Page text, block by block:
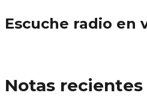
Escuche radio en
Notas recientes